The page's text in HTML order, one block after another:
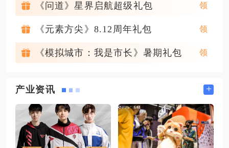
《问道》星界启航超级礼包
《元素方尖》8.12周年礼包
《模拟城市：我是市长》暑期礼包
产业资讯 +